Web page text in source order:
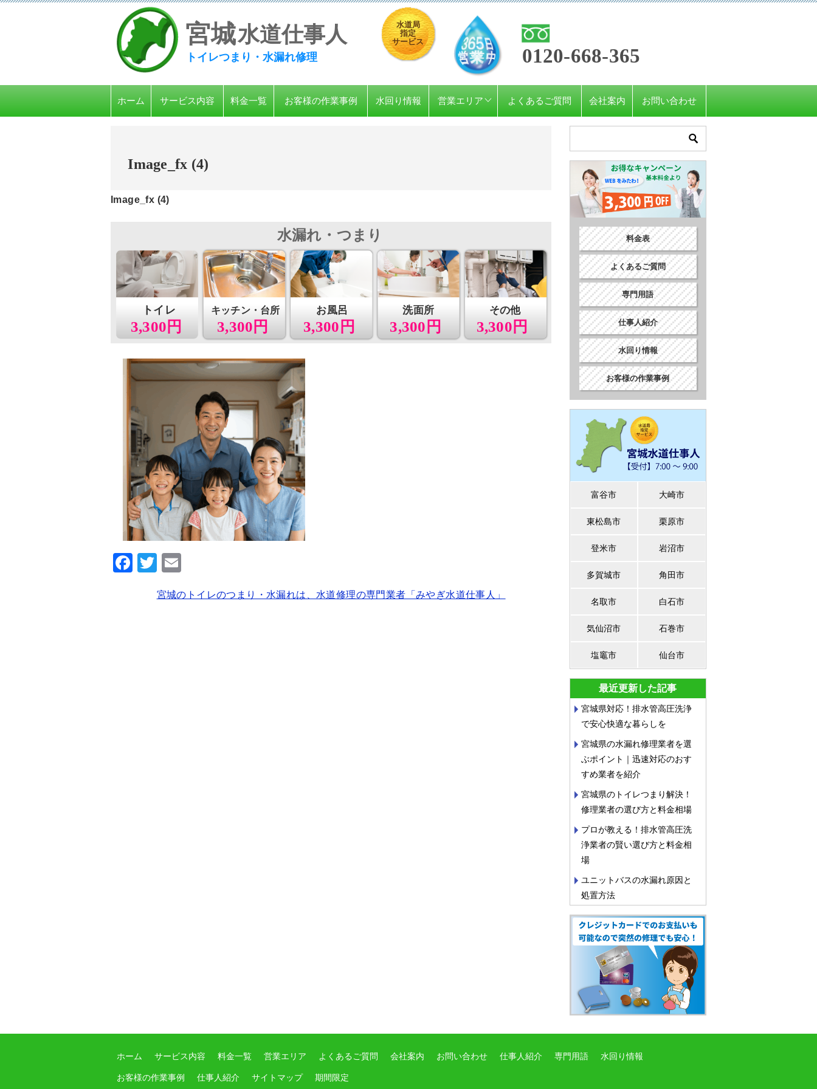
宮城水道仕事人
トイレつまり・水漏れ修理
水道局
指定
サービス
0120-668-365
ホーム サービス内容 料金一覧 お客様の作業事例 水回り情報 営業エリア よくあるご質問 会社案内 お問い合わせ
Image_fx (4)
Image_fx (4)
3,300円
トイレ
3,300円
キッチン・台所 お風呂
3,300円
洗面所
3,300円
その他
3,300円
水漏れ・つまり
F
T
tt ai
宮城のトイレのつまり・水漏れは、水道修理の専門業者「みやぎ水道仕事人」
料金表
よくあるご質問
専門用語
仕事人紹介
水回り情報
お客様の作業事例
富谷市 大崎市
東松島市 栗原市
登米市 岩沼市
多賀城市 角田市
名取市 白石市
気仙沼市 石巻市
塩竈市 仙台市
最近更新した記事
宮城県対応！排水管高圧洗浄
で安心快適な暮らしを
宮城県の水漏れ修理業者を選
ぶポイント｜迅速対応のおす
すめ業者を紹介
宮城県のトイレつまり解決！
修理業者の選び方と料金相場
プロが教える！排水管高圧洗
浄業者の賢い選び方と料金相
場
ユニットバスの水漏れ原因と
処置方法
ホーム サービス内容 料金一覧 営業エリア よくあるご質問 会社案内 お問い合わせ 仕事人紹介 専門用語 水回り情報
お客様の作業事例 仕事人紹介 サイトマップ 期間限定